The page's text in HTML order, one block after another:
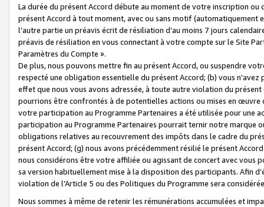
La durée du présent Accord débute au moment de votre inscription
présent Accord à tout moment, avec ou sans motif (automatiquement
l’autre partie un préavis écrit de résiliation d’au moins 7 jours
préavis de résiliation en vous connectant à votre compte sur le Site
Paramètres du Compte ».
De plus, nous pouvons mettre fin au présent Accord, ou suspendre
respecté une obligation essentielle du présent Accord; (b) vous
effet que nous vous avons adressée, à toute autre violation du
pourrions être confrontés à de potentielles actions ou mises en
votre participation au Programme Partenaires a été utilisée pour une
participation au Programme Partenaires pourrait ternir notre marque
obligations relatives au recouvrement des impôts dans le cadre du
présent Accord; (g) nous avons précédemment résilié le présent
nous considérons être votre affiliée ou agissant de concert avec vous
sa version habituellement mise à la disposition des participants. Afin
violation de l’Article 5 ou des Politiques du Programme sera
Nous sommes à même de retenir les rémunérations accumulées et